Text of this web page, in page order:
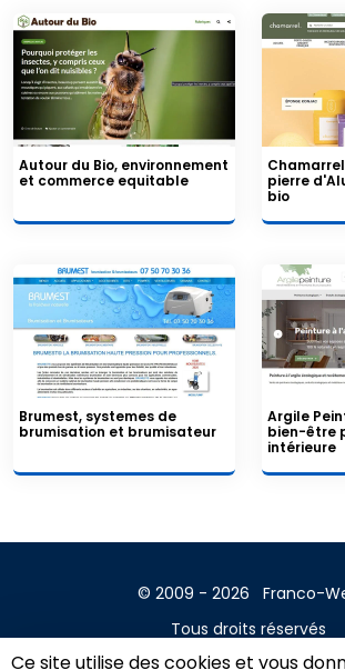
Ce site utilise des cookies et vous
Autour du Bio, environnement
et commerce equitable
pierre
bio
Brumest, systemes de
brumisation et brumisateur
Argile
bien-être
intérieure
© 2009 - 2026
Franco-
Tous droits réservés
Contact